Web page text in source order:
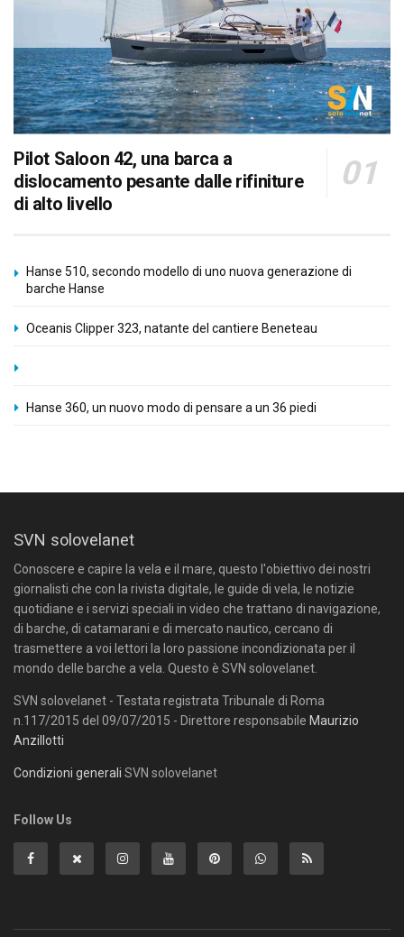
Pilot Saloon 42, una barca a
dislocamento pesante dalle rifiniture
di alto livello
Hanse 510, secondo modello di uno nuova generazione di
barche Hanse
Oceanis Clipper 323, natante del cantiere Beneteau
Hanse 360, un nuovo modo di pensare a un 36 piedi
SVN solovelanet
Conoscere e capire la vela e il mare, questo l'obiettivo dei nostri
giornalisti che con la rivista digitale, le guide di vela, le notizie
quotidiane e i servizi speciali in video che trattano di navigazione,
di barche, di catamarani e di mercato nautico, cercano di
trasmettere a voi lettori la loro passione incondizionata per il
mondo delle barche a vela. Questo è SVN solovelanet.
SVN solovelanet - Testata registrata Tribunale di Roma
n.117/2015 del 09/07/2015 - Direttore responsabile Maurizio
Anzillotti
Condizioni generali SVN solovelanet
Follow Us